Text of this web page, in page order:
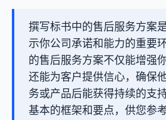
撰写标书中的售后服务方案
示你公司承诺和能力的重要
的售后服务方案不仅能增强
还能为客户提供信心，确保
务或产品后能获得持续的支
基本的框架和要点，供您参